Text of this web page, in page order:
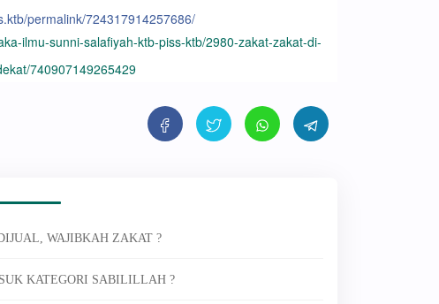
permalink/724317914257686/
ilmu-sunni-salafiyah-ktb-piss-ktb/2980-zakat-zakat-di-
740907149265429
WAJIBKAH ZAKAT ?
KATEGORI SABILILLAH ?